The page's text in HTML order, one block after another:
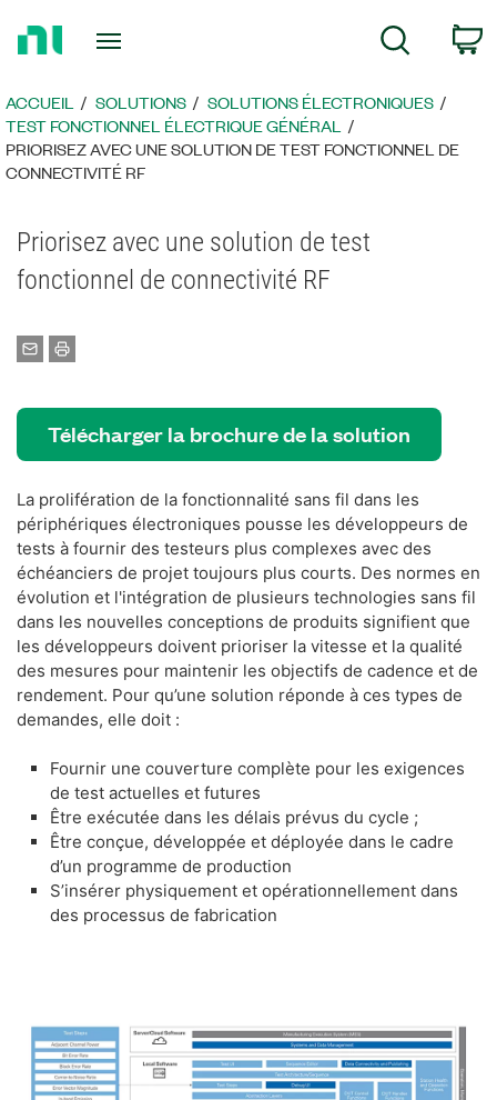
page
d’accueil
ACCUEIL SOLUTIONS
SOLUTIONS ÉLECTRONIQUES
TEST FONCTIONNEL ÉLECTRIQUE GÉNÉRAL
PRIORISEZ AVEC UNE SOLUTION DE TEST FONCTIONNEL DE
CONNECTIVITÉ RF
Priorisez avec une solution de test
fonctionnel de connectivité RF
Télécharger la brochure de la solution
La prolifération de la fonctionnalité sans fil dans les
périphériques électroniques pousse les développeurs de
tests à fournir des testeurs plus complexes avec des
échéanciers de projet toujours plus courts. Des normes en
évolution et l'intégration de plusieurs technologies sans fil
dans les nouvelles conceptions de produits signifient que
les développeurs doivent prioriser la vitesse et la qualité
des mesures pour maintenir les objectifs de cadence et de
rendement. Pour qu’une solution réponde à ces types de
demandes, elle doit :
Fournir une couverture complète pour les exigences
de test actuelles et futures
Être exécutée dans les délais prévus du cycle ;
Être conçue, développée et déployée dans le cadre
d’un programme de production
S’insérer physiquement et opérationnellement dans
des processus de fabrication